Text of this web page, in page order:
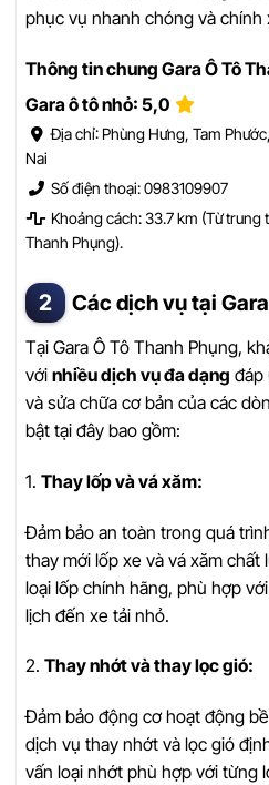
phục vụ nhanh chóng và chính
Thông tin chung Gara Ô Tô
Gara ô tô nhỏ: 5,0
Địa chỉ: Phùng Hưng, Tam
Nai
Số điện thoại: 0983109907
Khoảng cách: 33.7 km (Từ trung
Thanh Phụng).
Các dịch vụ tại
Tại Gara Ô Tô Thanh Phụng,
với nhiều dịch vụ đa dạng đáp
và sửa chữa cơ bản của các
bật tại đây bao gồm:
1. Thay lốp và vá xăm:
Đảm bảo an toàn trong quá
thay mới lốp xe và vá xăm chất
loại lốp chính hãng, phù hợp
lịch đến xe tải nhỏ.
2. Thay nhớt và thay lọc gió:
Đảm bảo động cơ hoạt động
dịch vụ thay nhớt và lọc gió
vấn loại nhớt phù hợp với từng